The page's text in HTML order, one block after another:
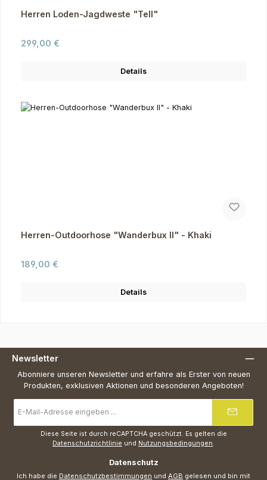
Herren Loden-Jagdweste "Tell"
Regulärer Preis:
299,00 €
Details
Herren-Outdoorhose "Wanderbux II" - Khaki
Regulärer Preis:
189,00 €
Details
Newsletter
Abonniere unseren Newsletter und erfahre als Erster von neuen
Produkten, exklusiven Aktionen und besonderen Angeboten!
Mail-
Adresse
Diese Seite ist durch reCAPTCHA geschützt. Es gelten die
Datenschutzrichtlinie und Nutzungsbedingungen.
Datenschutz
Ich habe die Datenschutzbestimmungen und AGB gelesen und bin mit